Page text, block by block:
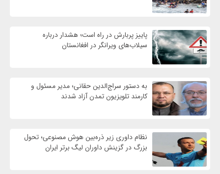
پاییز پربارش در راه است؛ هشدار درباره
سیلاب‌های ویرانگر در افغانستان
به دستور سراج‌الدین حقانی؛ مدیر مسئول و
کارمند تلویزیون تمدن آزاد شدند
نظام داوری زیر ذره‌بین هوش مصنوعی؛ تحول
بزرگ در گزینش داوران لیگ برتر ایران